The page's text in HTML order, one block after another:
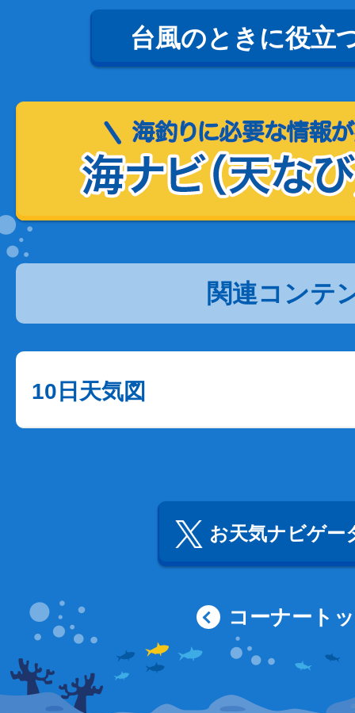
台風のときに役立
関連コンテ
10日天気図
お天気ナビゲー
コーナート